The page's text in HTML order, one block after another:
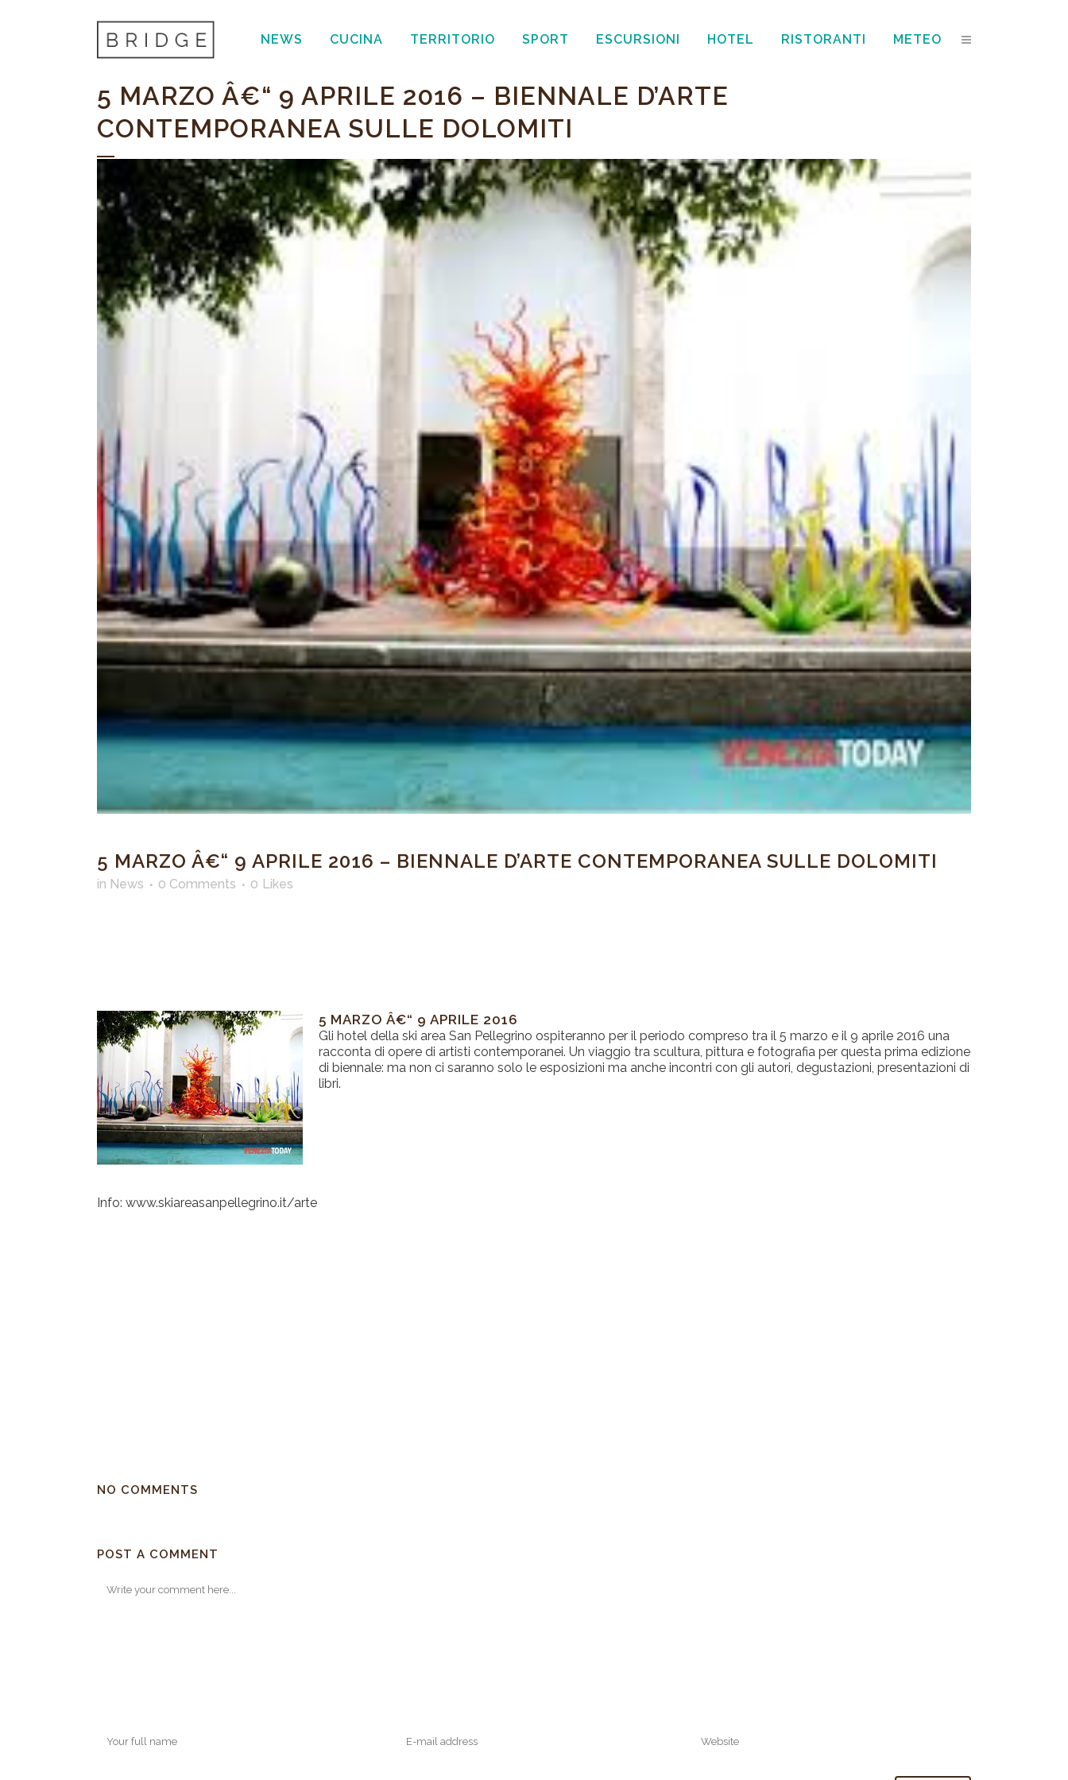
NEWS CUCINA TERRITORIO SPORT ESCURSIONI HOTEL RISTORANTI METEO
5 MARZO Â€“ 9 APRILE 2016 – BIENNALE D’ARTE
CONTEMPORANEA SULLE DOLOMITI
5 MARZO Â€“ 9 APRILE 2016 – BIENNALE D’ARTE CONTEMPORANEA SULLE DOLOMITI
in News 0 Comments 0 Likes
5 MARZO Â€“ 9 APRILE 2016
Gli hotel della ski area San Pellegrino ospiteranno per il periodo compreso tra il 5 marzo e il 9 aprile 2016 una
racconta di opere di artisti contemporanei. Un viaggio tra scultura, pittura e fotografia per questa prima edizione
di biennale: ma non ci saranno solo le esposizioni ma anche incontri con gli autori, degustazioni, presentazioni di
libri.
Info: www.skiareasanpellegrino.it/arte
NO COMMENTS
POST A COMMENT